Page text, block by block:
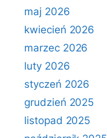
maj 2026
kwiecień 2026
marzec 2026
luty 2026
styczeń 2026
grudzień 2025
listopad 2025